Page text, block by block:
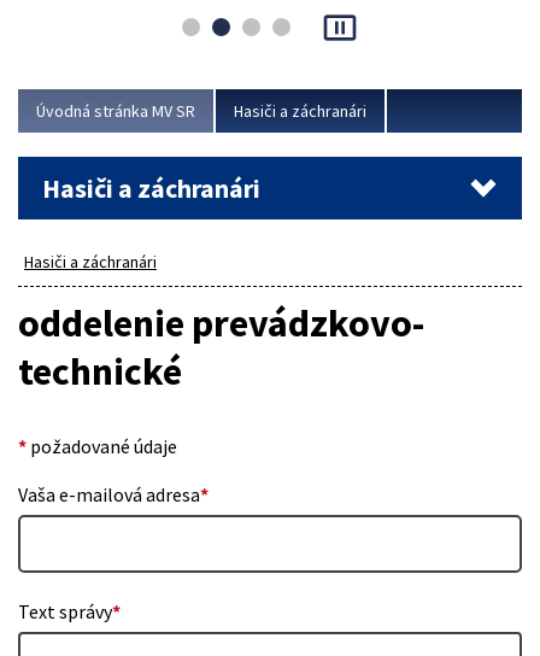
pause_presentation
Úvodná stránka MV SR Hasiči a záchranári
Hasiči a záchranári
Hasiči a záchranári
oddelenie prevádzkovo-
technické
* požadované údaje
Vaša e-mailová adresa*
Text správy*